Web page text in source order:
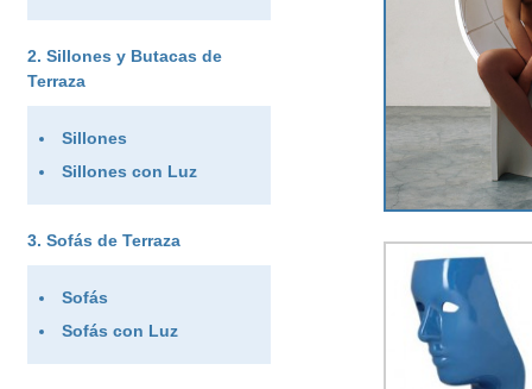
Sillones y Butacas de
Terraza
Sillones
Sillones con Luz
Sofás de Terraza
Sofás
Sofás con Luz